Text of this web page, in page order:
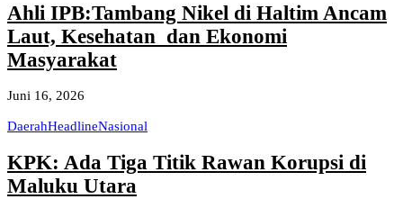
Ahli IPB:Tambang Nikel di Haltim Ancam
Laut, Kesehatan dan Ekonomi
Masyarakat
Juni 16, 2026
DaerahHeadlineNasional
KPK: Ada Tiga Titik Rawan Korupsi di
Maluku Utara